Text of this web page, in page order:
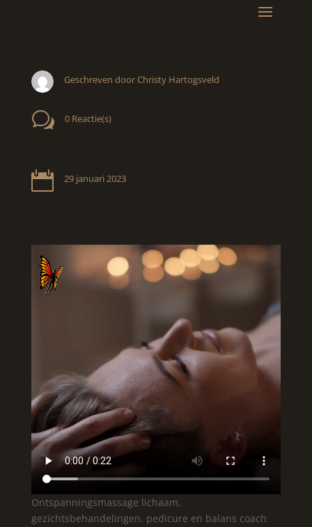
Geschreven door Christy Hartogsveld
w 0 Reactie(s)
 29 januari 2023
Ontspanningsmassage lichaam,
gezichtsbehandelingen, pedicure en balans coach